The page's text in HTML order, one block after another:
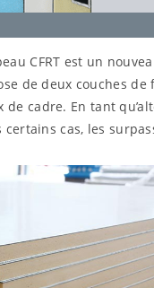
CFRT est un
de deux couches
cadre. En tant
cas, les